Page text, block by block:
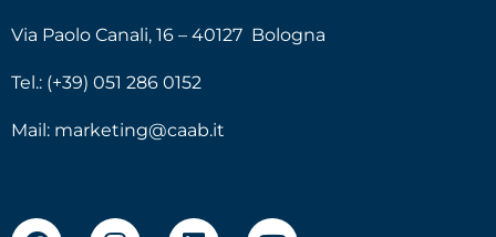
Via Paolo Canali, 16 – 40127 Bologna
Tel.: (+39) 051 286 0152
Mail: marketing@caab.it